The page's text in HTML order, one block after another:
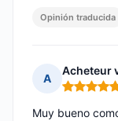
Opinión traducida
A
Acheteur
Nota: 5 de
Muy bueno